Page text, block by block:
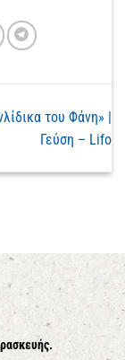
του Φάνη» |
Γεύση – Lifo